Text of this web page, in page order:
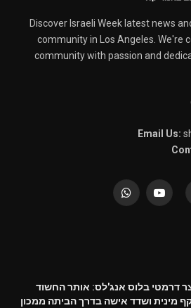
Discover Israeli Week latest news
community in Los Angeles. We're
community with passion and
Email Us:
YouTube
WhatsApp
דרמטי בלוס אנג'לס: אותר החשוד
מינית ושדד אישה בדרך הביתה ממכון